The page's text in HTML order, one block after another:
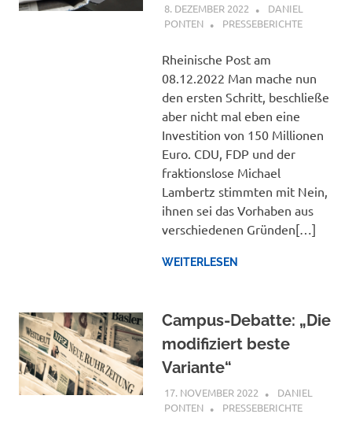
8. DEZEMBER 2022
DANIEL
PONTEN
PRESSEBERICHTE
Rheinische Post am
08.12.2022 Man mache nun
den ersten Schritt, beschließe
aber nicht mal eben eine
Investition von 150 Millionen
Euro. CDU, FDP und der
fraktionslose Michael
Lambertz stimmten mit Nein,
ihnen sei das Vorhaben aus
verschiedenen Gründen[…]
WEITERLESEN
Campus-Debatte: „Die
modifiziert beste
Variante“
17. NOVEMBER 2022
DANIEL
PONTEN
PRESSEBERICHTE